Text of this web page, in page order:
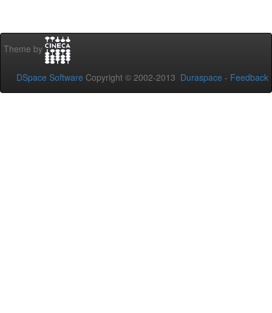
Theme by
DSpace Software Copyright © 2002-2013 Duraspace - Feedback